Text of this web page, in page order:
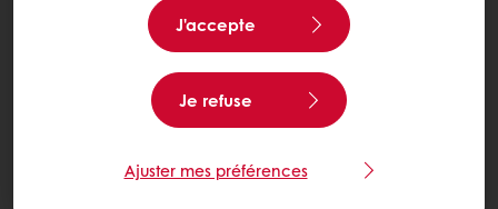
J'accepte
Je refuse
Ajuster mes préférences